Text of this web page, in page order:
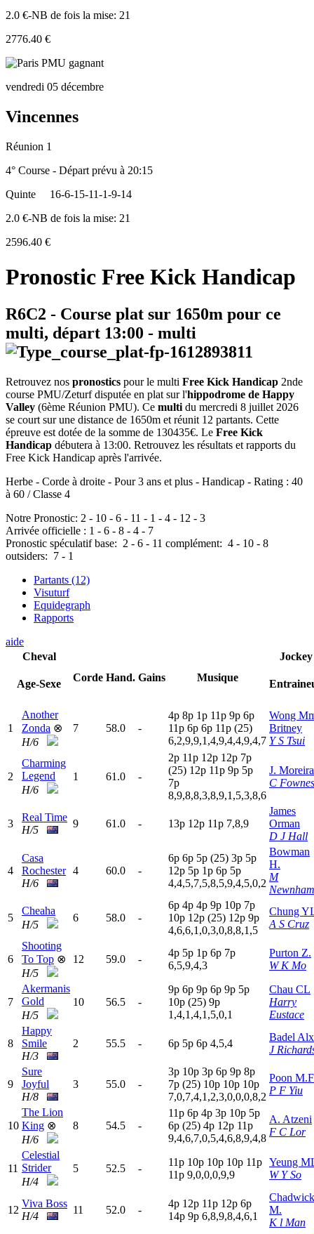
2.0 €-NB de fois la mise: 21
2776.40 €
vendredi 05 décembre
Vincennes
Réunion 1
4° Course - Départ prévu à 20:15
Quinte
16-6-15-11-1-9-14
2.0 €-NB de fois la mise: 21
2596.40 €
Pronostic Free Kick Handicap
R6C2 - Course plat sur 1650m pour ce
multi, départ 13:00 - multi
Retrouvez nos pronostics pour le multi Free Kick Handicap 2nde
course PMU/Zeturf disputée en plat sur l'hippodrome de Happy
Valley (6ème Réunion PMU). Ce multi du mercredi 8 juillet 2026
se court sur une distance de 1650m et réunit 12 partants. Cette
épreuve est dotée de la somme de 130435€. Le Free Kick
Handicap débutera à 13:00. Retrouvez les résultats et rapports du
Free Kick Handicap après l'arrivée.
Herbe - Corde à droite - Pour 3 ans et plus - Handicap - Rating : 40
à 60 / Classe 4
Notre Pronostic: 2 - 10 - 6 - 11 - 1 - 4 - 12 - 3
Arrivée officielle : 1 - 6 - 8 - 4 - 7
Pronostic spéculatif base: 2 - 6 - 11 complément: 4 - 10 - 8
outsiders: 7 - 1
Partants (12)
Visuturf
Equidegraph
Rapports
aide
Cheval
Age-Sexe
Corde Hand. Gains Musique
Jockey
1
Another
Zonda ⊗
H/6
7 58.0 -
4p 8p 1p 11p 9p 6p
11p 6p 6p 11p (25)
6,2,9,9,1,4,9,4,4,9,4,7
Wong
Britney
Y S Tsui
2
Charming
Legend
H/6
1 61.0 -
2p 11p 12p 12p 7p
(25) 12p 11p 9p 5p
7p
8,9,8,8,3,8,9,1,5,3,8,6
J. Moreira
C Fownes
3
Real Time
H/5
9 61.0 - 13p 12p 11p 7,8,9
James
Orman
D J Hall
4
Casa
Rochester
H/6
4 60.0 -
6p 6p 5p (25) 3p 5p
12p 5p 1p 6p 5p
4,4,5,7,5,8,5,9,4,5,0,2
Bowman
H.
M
Newnham
5
Cheaha
H/5
6 58.0 -
6p 4p 4p 9p 10p 7p
10p 12p (25) 12p 9p
4,6,6,1,0,3,0,8,8,1,5
Chung
A S Cruz
6
Shooting
To Top ⊗
H/5
12 59.0 -
4p 5p 1p 6p 7p
6,5,9,4,3
Purton Z.
W K Mo
7
Akermanis
Gold
H/5
10 56.5 -
9p 6p 9p 6p 9p 5p
10p (25) 9p
1,4,1,4,1,5,0,1
Chau CL
Harry
Eustace
8
Happy
Smile
H/3
2 55.5 - 6p 5p 6p 4,5,4
Badel
J
9
Sure
Joyful
H/8
3 55.0 -
3p 10p 3p 6p 9p 8p
7p (25) 10p 10p 10p
7,0,7,4,1,2,3,0,0,0,8,2
Poon
P F Yiu
10
The Lion
King ⊗
H/6
8 54.5 -
11p 6p 4p 3p 10p 5p
6p (25) 4p 12p 11p
9,4,6,7,0,5,4,6,8,9,4,8
A. Atzeni
F C Lor
11
Celestial
Strider
H/4
5 52.5 -
11p 10p 10p 10p 11p
11p 9,0,0,0,9,9
Yeung
W Y So
12
Viva Boss
H/4
11 52.0 -
4p 12p 11p 12p 6p
14p 9p 6,8,9,8,4,6,1
Chadwick
M.
K l Man